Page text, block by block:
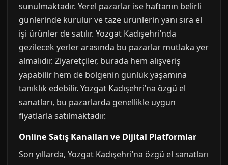
sunulmaktadır. Yerel pazarlar ise haftanın belirli
günlerinde kurulur ve taze ürünlerin yanı sıra el
işi ürünler de satılır. Yozgat Kadışehri’nda
gezilecek yerler arasında bu pazarlar mutlaka yer
almalıdır. Ziyaretçiler, burada hem alışveriş
yapabilir hem de bölgenin günlük yaşamına
tanıklık edebilir. Yozgat Kadışehri’na özgü el
sanatları, bu pazarlarda genellikle uygun
fiyatlarla satılmaktadır.
Online Satış Kanalları ve Dijital Platformlar
Son yıllarda, Yozgat Kadışehri’na özgü el sanatları